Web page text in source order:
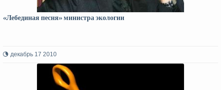
«Лебединая песня» министра экологии
декабрь 17 2010